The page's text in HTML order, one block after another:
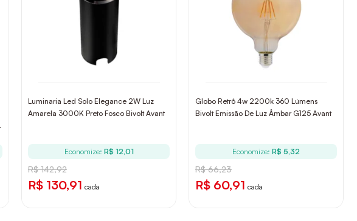
Luminaria Led Solo Elegance 2W Luz
Amarela 3000K Preto Fosco Bivolt Avant
Economize: R$ 12,01
R$ 142,92
R$ 130,91 cada
Globo Retrô 4w 2200k 360 Lúmens
Bivolt Emissão De Luz Âmbar G125 Avant
Economize: R$ 5,32
R$ 66,23
R$ 60,91 cada